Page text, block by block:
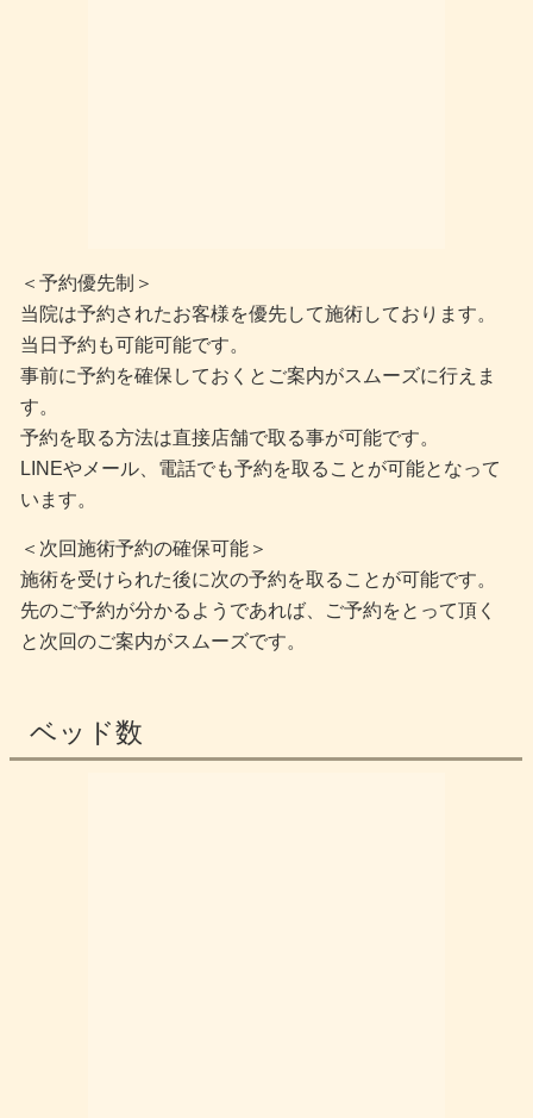
＜予約優先制＞
当院は予約されたお客様を優先して施術しております。
当日予約も可能可能です。
事前に予約を確保しておくとご案内がスムーズに行えま
す。
予約を取る方法は直接店舗で取る事が可能です。
LINEやメール、電話でも予約を取ることが可能となって
います。
＜次回施術予約の確保可能＞
施術を受けられた後に次の予約を取ることが可能です。
先のご予約が分かるようであれば、ご予約をとって頂く
と次回のご案内がスムーズです。
ベッド数